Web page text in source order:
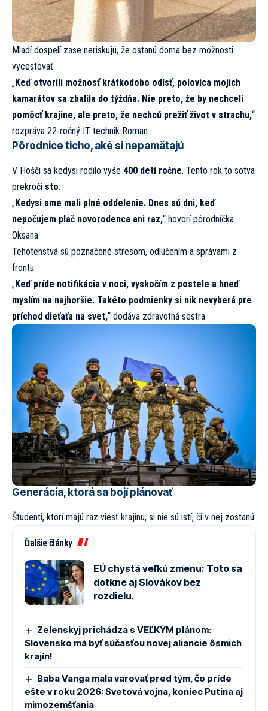
Mladí dospelí zase neriskujú, že ostanú doma bez možnosti
vycestovať.
„Keď otvorili možnosť krátkodobo odísť, polovica mojich
kamarátov sa zbalila do týždňa. Nie preto, že by nechceli
pomôcť krajine, ale preto, že nechcú prežiť život v strachu,“
rozpráva 22-ročný IT technik Roman.
Pôrodnice ticho, aké si nepamätajú
V Hošči sa kedysi rodilo vyše 400 detí ročne. Tento rok to sotva
prekročí sto.
„Kedysi sme mali plné oddelenie. Dnes sú dni, keď
nepočujem plač novorodenca ani raz,“ hovorí pôrodníčka
Oksana.
Tehotenstvá sú poznačené stresom, odlúčením a správami z
frontu.
„Keď príde notifikácia v noci, vyskočím z postele a hneď
myslím na najhoršie. Takéto podmienky si nik nevyberá pre
príchod dieťaťa na svet,“ dodáva zdravotná sestra.
Generácia, ktorá sa bojí plánovať
Študenti, ktorí majú raz viesť krajinu, si nie sú istí, či v nej zostanú.
Ďalšie články
EÚ chystá veľkú zmenu: Toto sa
dotkne aj Slovákov bez
rozdielu.
Zelenskyj prichádza s VEĽKÝM plánom:
Slovensko má byť súčasťou novej aliancie ôsmich
krajín!
Baba Vanga mala varovať pred tým, čo príde
ešte v roku 2026: Svetová vojna, koniec Putina aj
mimozemšťania